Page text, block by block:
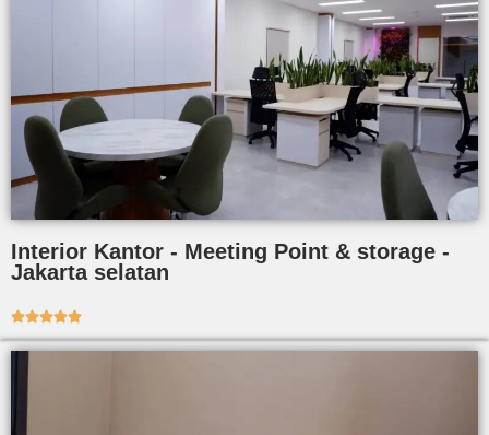
Interior Kantor - Meeting Point & storage -
Jakarta selatan
